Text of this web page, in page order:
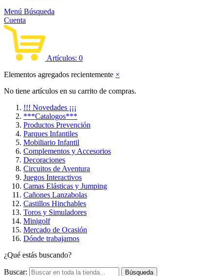
Menú Búsqueda
Cuenta
Artículos: 0
Elementos agregados recientemente ×
No tiene artículos en su carrito de compras.
!!! Novedades ¡¡¡
***Catalogos***
Productos Prevención
Parques Infantiles
Mobiliario Infantil
Complementos y Accesorios
Decoraciones
Circuitos de Aventura
Juegos Interactivos
Camas Elásticas y Jumping
Cañones Lanzabolas
Castillos Hinchables
Toros y Simuladores
Minigolf
Mercado de Ocasión
Dónde trabajamos
¿Qué estás buscando?
Buscar: Búsqueda